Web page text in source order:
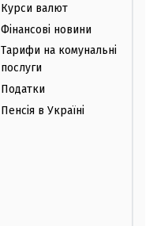
Курси валют
Фінансові новини
Тарифи на комунальні
послуги
Податки
Пенсія в Україні